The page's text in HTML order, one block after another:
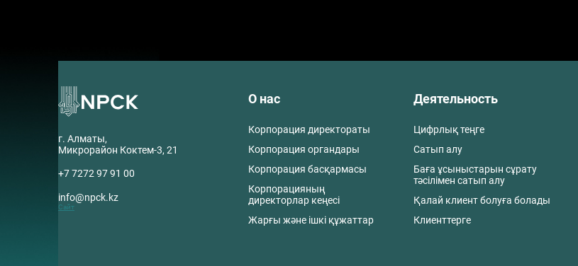
г. Алматы,
Микрорайон Коктем-3, 21
+7 7272 97 91 00
info@npck.kz
Сайт
О нас
Корпорация директораты
Корпорация органдары
Корпорация басқармасы
Корпорацияның
директорлар кеңесі
Жарғы және ішкі құжаттар
Деятельность
Цифрлық теңге
Сатып алу
Баға ұсыныстарын сұрату
тәсілімен сатып алу
Қалай клиент болуға болады
Клиенттерге